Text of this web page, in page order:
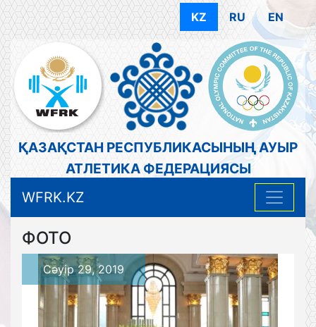
KZ RU EN
ҚАЗАҚСТАН РЕСПУБЛИКАСЫНЫҢ АУЫР
АТЛЕТИКА ФЕДЕРАЦИЯСЫ
WFRK.KZ
ФОТО
Сәуір 29, 2019